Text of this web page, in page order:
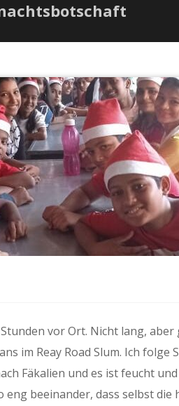
vor Ort. Nicht lang,
im Reay Road Slum. Ich folge
Fäkalien und es ist feucht
beeinander, dass selbst die